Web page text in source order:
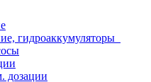
гидроаккумуляторы
дозации